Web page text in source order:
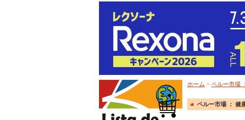
ホーム > ペルー市場
ペルー市場 ： 健